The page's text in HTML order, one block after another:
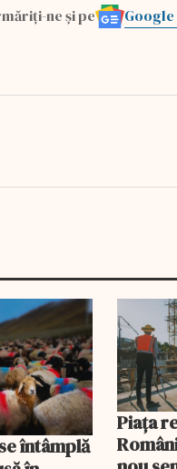
ne și pe Google
Piața